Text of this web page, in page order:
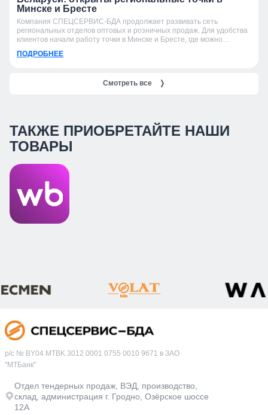
Минске и Бресте
Компания СПЕЦСЕРВИС-БДА продолжает развивать сеть
региональных отделов оптовых и розничных продаж. Для удобства
клиентов начали работу точки в Минске и Бресте, где можно
ПОДРОБНЕЕ
Смотреть все ❭
ТАКЖЕ ПРИОБРЕТАЙТЕ НАШИ
ТОВАРЫ
р/с № BY04 MTBK 3012 0001 0755 0010 9671 в ЗАО
"МТБанк"
Отдел тендерных продаж, ВЭД, производство,
склад, администрация г. Гродно, Озёрское шоссе
12А